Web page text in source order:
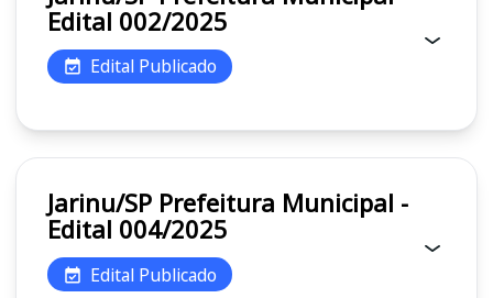
Edital 002/2025
Edital Publicado
Jarinu/SP Prefeitura Municipal -
Edital 004/2025
Edital Publicado